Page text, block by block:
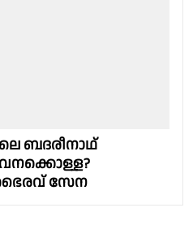
ബദരീനാഥ്
സേന